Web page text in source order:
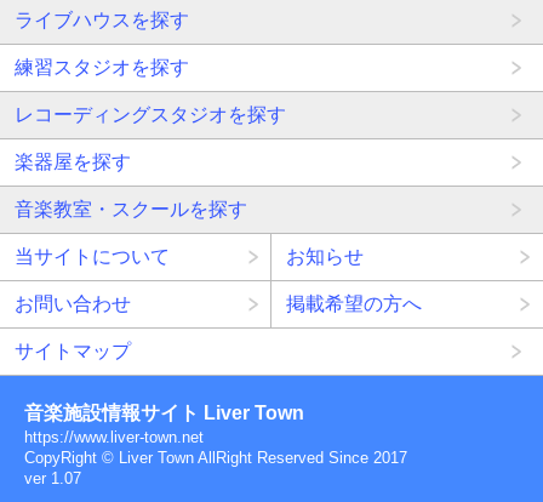
ライブハウスを探す
練習スタジオを探す
レコーディングスタジオを探す
楽器屋を探す
音楽教室・スクールを探す
当サイトについて お知らせ
お問い合わせ 掲載希望の方へ
サイトマップ
音楽施設情報サイト Liver Town
https://www.liver-town.net
CopyRight © Liver Town AllRight Reserved Since 2017
ver 1.07